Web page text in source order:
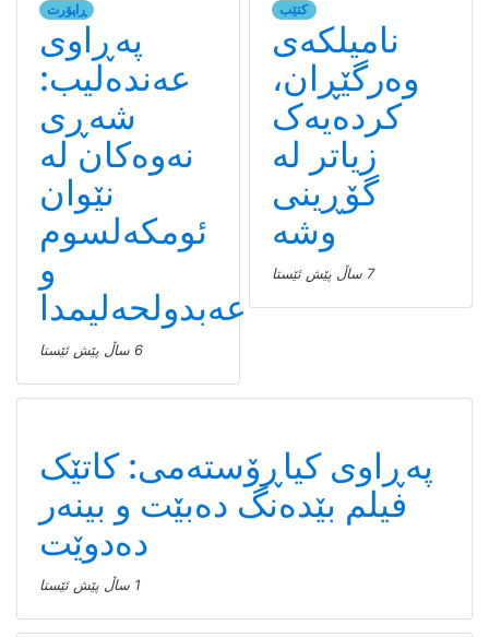
ڕاپۆرت
پەڕاوی
عەندەلیب:
شەڕی
نەوەکان لە
نێوان
ئومکەلسوم
و
عەبدولحەلیمدا
6 ساڵ پێش ئێستا
کتێب
نامیلكه‌ی
وەرگێڕان،
کردەیەک
زیاتر لە
گۆڕینی
وشە
7 ساڵ پێش ئێستا
پەڕاوی کیاڕۆستەمی: کاتێک
فیلم بێدەنگ دەبێت و بینەر
دەدوێت
1 ساڵ پێش ئێستا